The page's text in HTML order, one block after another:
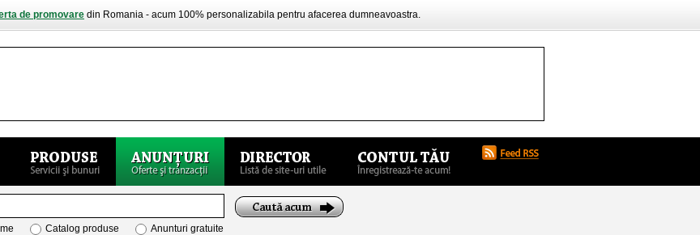
de promovare din Romania - acum 100% personalizabila pentru afacerea dumneavoastra.
Catalog produse Anunturi gratuite